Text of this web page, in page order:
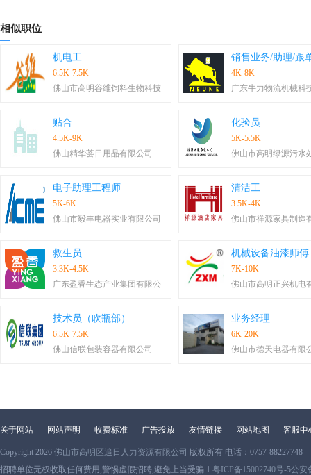
相似职位
机电工
6.5K-7.5K
佛山市高明谷维饲料生物科技
销售业务/助理/跟
4K-8K
广东牛力物流机械科
贴合
4.5K-9K
佛山精华荟日用品有限公司
化验员
5K-5.5K
佛山市高明绿源污水
电子助理工程师
5K-6K
佛山市毅丰电器实业有限公司
清洁工
3.5K-4K
佛山市祥源家具制造
救生员
3.3K-4.5K
广东盈香生态产业集团有限公
机械设备油漆师傅
7K-10K
佛山市高明正兴机电
技术员（吹瓶部）
6.5K-7.5K
佛山信联包装容器有限公司
业务经理
6K-20K
佛山市德天电器有限
关于网站 网站声明 收费标准 广告投放 友情链接 网站地图 客服中
Copyright 2026 佛山市高明区追日人力资源有限公司 版权所有 电话：0757-88227748
招聘单位无权收取任何费用,警惕虚假招聘,避免上当受骗 1 粤ICP备15002740号-5公安